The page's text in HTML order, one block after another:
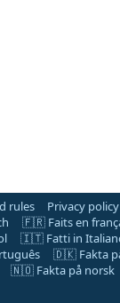
rules Privacy policy
🇫🇷 Faits en
🇮🇹 Fatti in
🇩🇰 Fakta
🇳🇴 Fakta på norsk